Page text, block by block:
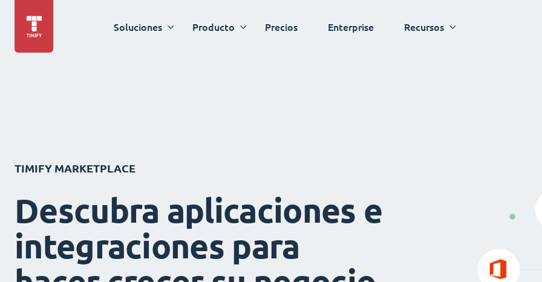
Soluciones Producto Precios Enterprise Recursos
TIMIFY MARKETPLACE
Descubra aplicaciones e
integraciones para